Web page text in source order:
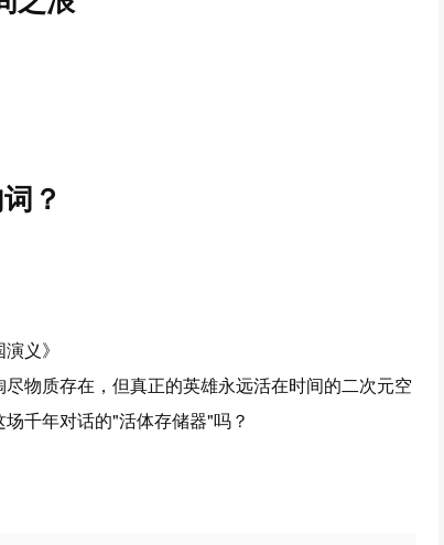
？
义》
尽物质存在 ，但真正的英雄永远活在时间的二次元空
千年对话的"活体存储器"吗？